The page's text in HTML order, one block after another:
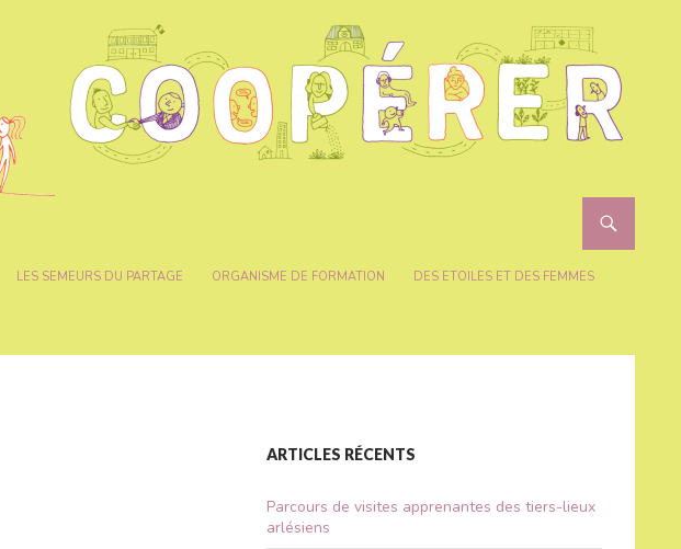
LES SEMEURS DU PARTAGE ORGANISME DE FORMATION DES ETOILES ET DES FEMMES
ARTICLES RÉCENTS
Parcours de visites apprenantes des tiers-lieux
arlésiens